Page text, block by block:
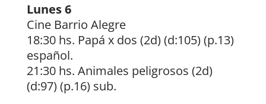
Lunes 6
Cine Barrio Alegre
18:30 hs. Papá x dos (2d) (d:105) (p.13)
español.
21:30 hs. Animales peligrosos (2d)
(d:97) (p.16) sub.